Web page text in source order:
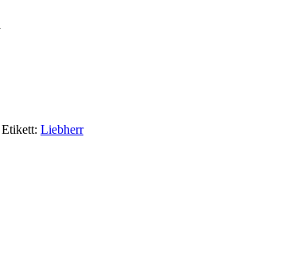
Etikett: Liebherr